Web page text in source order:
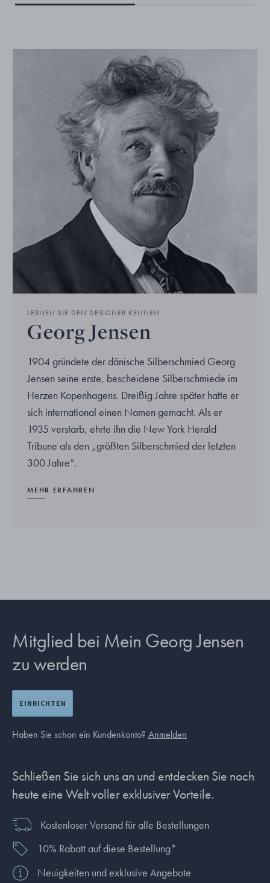
LERNEN SIE DEN DESIGNER KENNEN
Georg Jensen
1904 gründete der dänische Silberschmied Georg
Jensen seine erste, bescheidene Silberschmiede im
Herzen Kopenhagens. Dreißig Jahre später hatte er
sich international einen Namen gemacht. Als er
1935 verstarb, ehrte ihn die New York Herald
Tribune als den „größten Silberschmied der letzten
300 Jahre“.
MEHR ERFAHREN
Mitglied bei Mein Georg Jensen
zu werden
EINRICHTEN
Haben Sie schon ein Kundenkonto? Anmelden
Schließen Sie sich uns an und entdecken Sie noch
heute eine Welt voller exklusiver Vorteile.
Kostenloser Versand für alle Bestellungen
10% Rabatt auf diese Bestellung*
Neuigkeiten und exklusive Angebote